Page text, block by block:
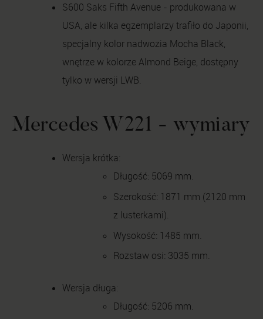
S600 Saks Fifth Avenue - produkowana w
USA, ale kilka egzemplarzy trafiło do Japonii,
specjalny kolor nadwozia Mocha Black,
wnętrze w kolorze Almond Beige, dostępny
tylko w wersji LWB.
Mercedes W221 - wymiary
Wersja krótka:
Długość: 5069 mm.
Szerokość: 1871 mm (2120 mm
z lusterkami).
Wysokość: 1485 mm.
Rozstaw osi: 3035 mm.
Wersja długa:
Długość: 5206 mm.